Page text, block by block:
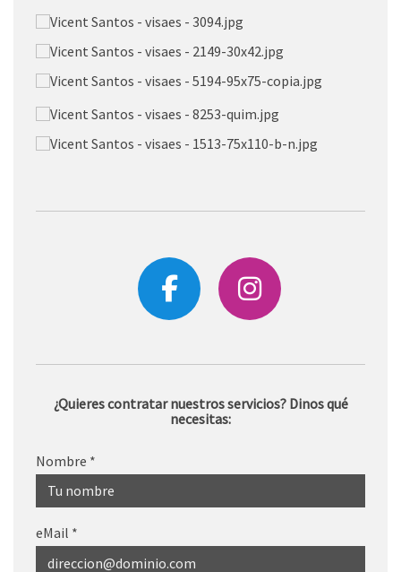
¿Quieres contratar nuestros servicios? Dinos qué
necesitas:
Nombre *
eMail *